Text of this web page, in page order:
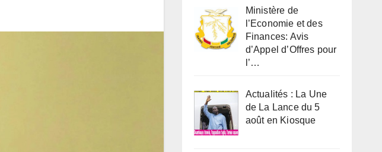
Ministère de
l’Economie et des
Finances: Avis
d’Appel d’Offres pour
l’…
Actualités : La Une
de La Lance du 5
août en Kiosque